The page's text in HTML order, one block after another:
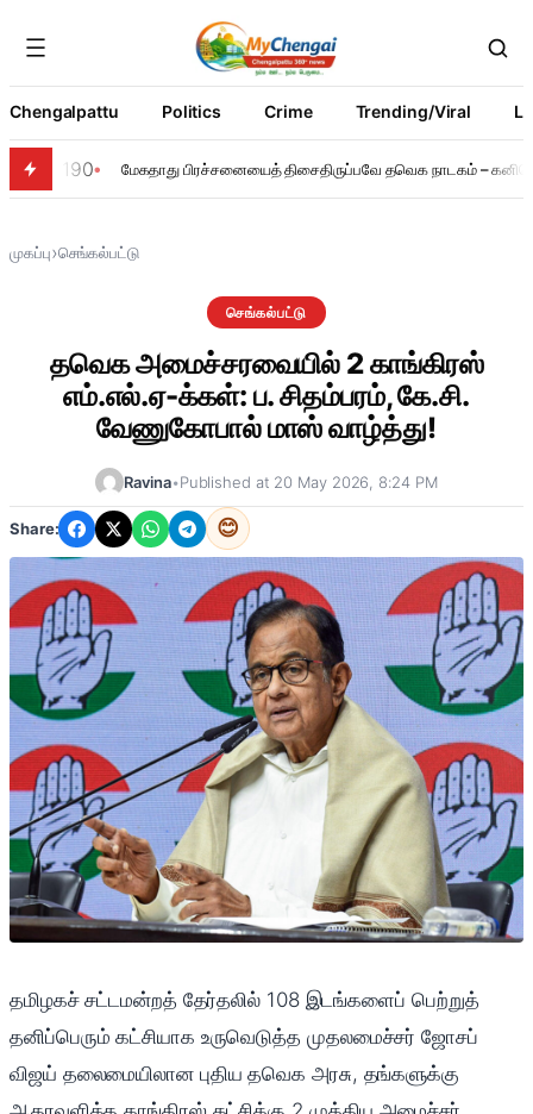
Chengalpattu Politics Crime Trending/Viral
190 மேகதாது பிரச்சனையைத் திசைதிருப்பவே தவெக நாடகம் –
முகப்பு›செங்கல்பட்டு
செங்கல்பட்டு
தவெக அமைச்சரவையில் 2 காங்கிரஸ்
எம்.எல்.ஏ-க்கள்: ப. சிதம்பரம், கே.சி.
வேணுகோபால் மாஸ் வாழ்த்து!
Ravina•Published at 20 May 2026, 8:24 PM
Share: 😊
தமிழகச் சட்டமன்றத் தேர்தலில் 108 இடங்களைப் பெற்றுத்
தனிப்பெரும் கட்சியாக உருவெடுத்த முதலமைச்சர் ஜோசப்
விஜய் தலைமையிலான புதிய தவெக அரசு, தங்களுக்கு